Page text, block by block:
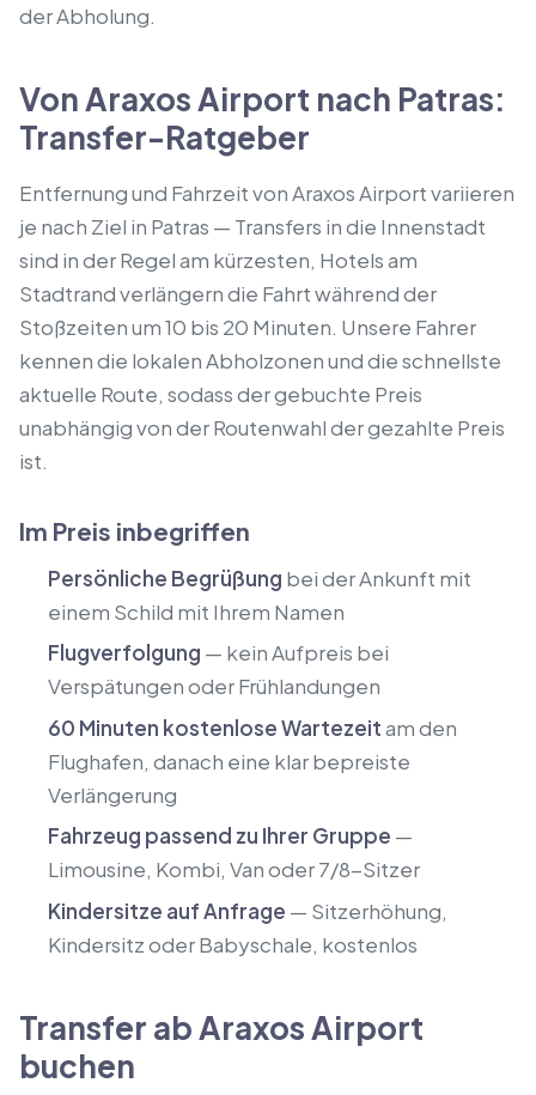
der Abholung.
Von Araxos Airport nach Patras:
Transfer-Ratgeber
Entfernung und Fahrzeit von Araxos Airport variieren
je nach Ziel in Patras — Transfers in die Innenstadt
sind in der Regel am kürzesten, Hotels am
Stadtrand verlängern die Fahrt während der
Stoßzeiten um 10 bis 20 Minuten. Unsere Fahrer
kennen die lokalen Abholzonen und die schnellste
aktuelle Route, sodass der gebuchte Preis
unabhängig von der Routenwahl der gezahlte Preis
ist.
Im Preis inbegriffen
Persönliche Begrüßung bei der Ankunft mit
einem Schild mit Ihrem Namen
Flugverfolgung — kein Aufpreis bei
Verspätungen oder Frühlandungen
60 Minuten kostenlose Wartezeitam den
Flughafen, danach eine klar bepreiste
Verlängerung
Fahrzeug passend zu Ihrer Gruppe —
Limousine, Kombi, Van oder 7/8-Sitzer
Kindersitze auf Anfrage — Sitzerhöhung,
Kindersitz oder Babyschale, kostenlos
Transfer ab Araxos Airport
buchen